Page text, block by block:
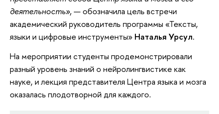
деятельность», — обозначила цель встречи
академический руководитель программы «Тексты,
языки и цифровые инструменты» Наталья Урсул.
На мероприятии студенты продемонстрировали
разный уровень знаний о нейролингвистике как
науке, и лекция представителя Центра языка и мозга
оказалась плодотворной для каждого.